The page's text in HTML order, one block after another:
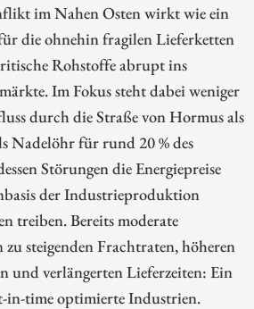
im Nahen Osten wirkt wie ein
die ohnehin fragilen Lieferketten
Rohstoffe abrupt ins
Im Fokus steht dabei weniger
durch die Straße von Hormus als
Nadelöhr für rund 20 % des
Störungen die Energiepreise
der Industrieproduktion
treiben. Bereits moderate
steigenden Frachtraten, höheren
und verlängerten Lieferzeiten: Ein
in-time optimierte Industrien.